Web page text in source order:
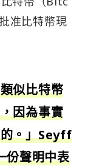
准比特幣現
似比特幣
因為事實
。」Seyff
聲明中表